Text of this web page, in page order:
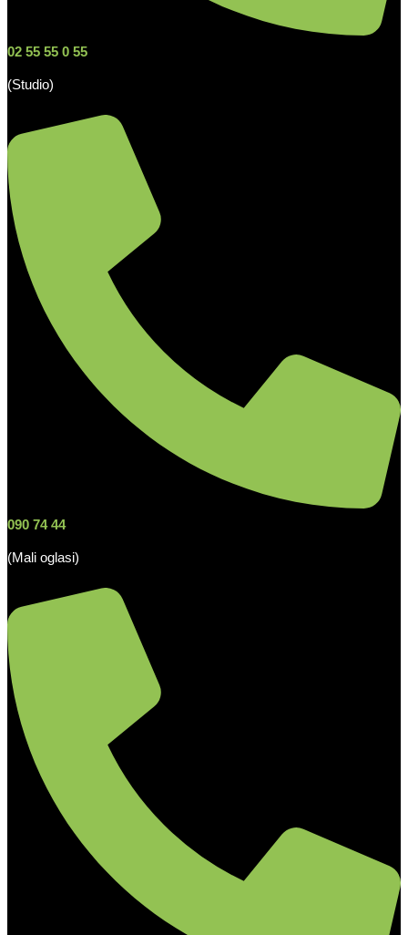
02 55 55 0 55
(Studio)
090 74 44
(Mali oglasi)